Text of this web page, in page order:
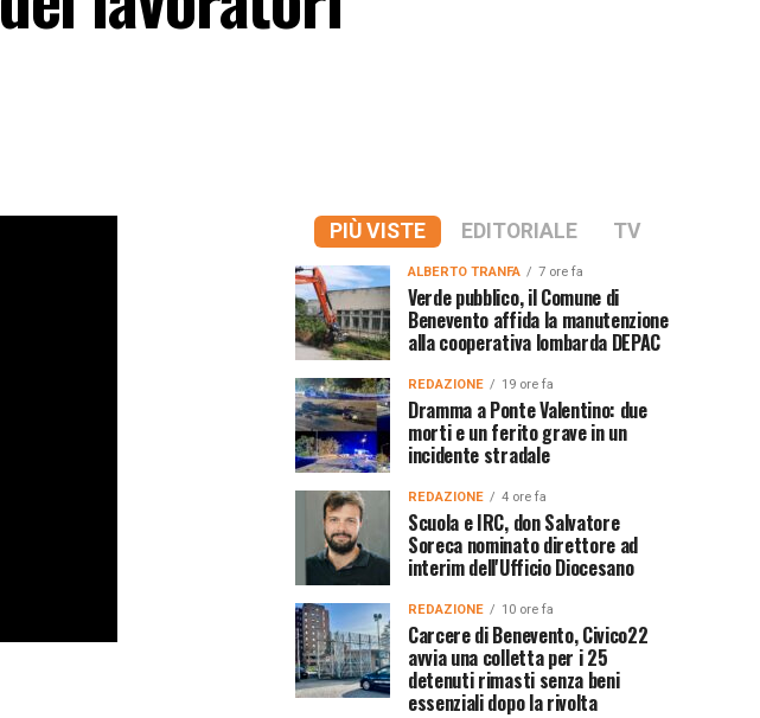
PIÙ VISTE EDITORIALE TV
ALBERTO TRANFA 7 ore fa
Verde pubblico, il Comune di
Benevento affida la manutenzione
alla cooperativa lombarda DEPAC
REDAZIONE 19 ore fa
Dramma a Ponte Valentino: due
morti e un ferito grave in un
incidente stradale
REDAZIONE 4 ore fa
Scuola e IRC, don Salvatore
Soreca nominato direttore ad
interim dell'Ufficio Diocesano
REDAZIONE 10 ore fa
Carcere di Benevento, Civico22
avvia una colletta per i 25
detenuti rimasti senza beni
essenziali dopo la rivolta